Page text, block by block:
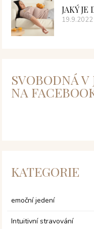
JAKÝ JE
19.9.2022
SVOBODNÁ V
NA
KATEGORIE
emoční jedení
Intuitivní stravování